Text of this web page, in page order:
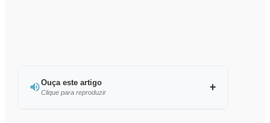
Ouça este artigo
Clique para reproduzir